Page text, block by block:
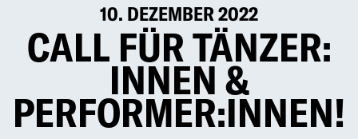
10. DEZEMBER 2022
CALL FÜR TÄNZER:
INNEN &
PERFORMER:INNEN!